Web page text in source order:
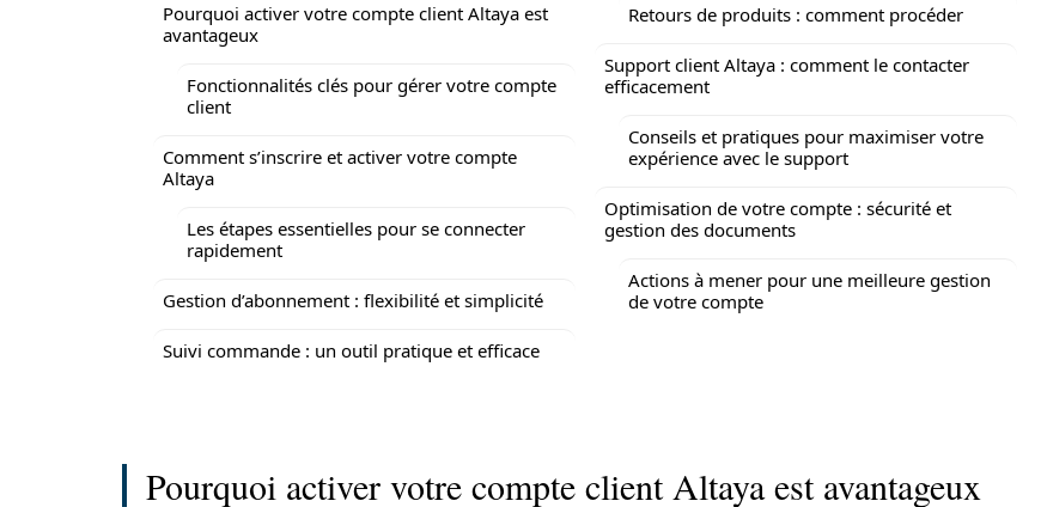
Pourquoi activer votre compte client Altaya est
avantageux
Fonctionnalités clés pour gérer votre compte
client
Comment s’inscrire et activer votre compte
Altaya
Les étapes essentielles pour se connecter
rapidement
Gestion d’abonnement : flexibilité et simplicité
Suivi commande : un outil pratique et efficace
Retours de produits : comment procéder
Support client Altaya : comment le contacter
efficacement
Conseils et pratiques pour maximiser votre
expérience avec le support
Optimisation de votre compte : sécurité et
gestion des documents
Actions à mener pour une meilleure gestion
de votre compte
Pourquoi activer votre compte client Altaya est avantageux